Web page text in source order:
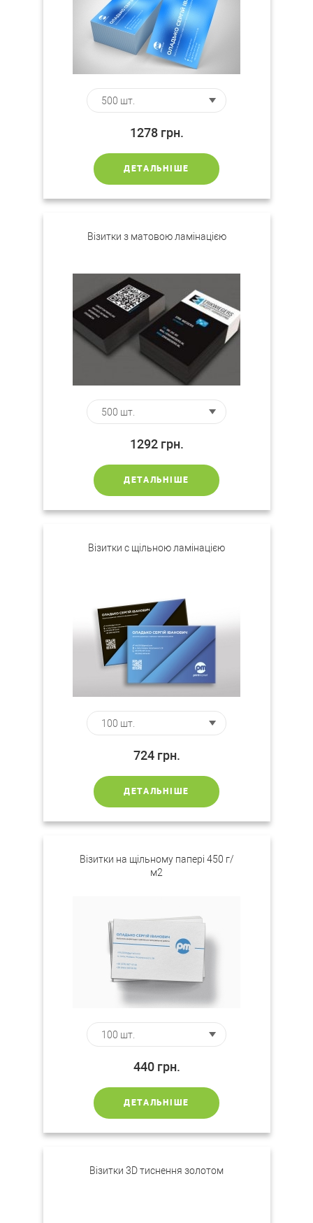
1278 грн.
ДЕТАЛЬНІШЕ
Візитки з матовою ламінацією
1292 грн.
ДЕТАЛЬНІШЕ
Візитки c щільною ламінацією
724 грн.
ДЕТАЛЬНІШЕ
Візитки на щільному папері 450 г/
м2
440 грн.
ДЕТАЛЬНІШЕ
Візитки 3D тиснення золотом